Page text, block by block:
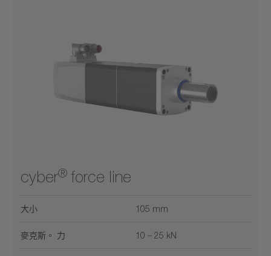
cyber® force line
大小 105 mm
麥克斯。 力 10 – 25 kN